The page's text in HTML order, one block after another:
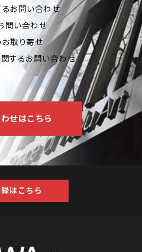
るお問い合わせ
問い合わせ
お取り寄せ
するお問い合わせ
せはこちら
はこちら